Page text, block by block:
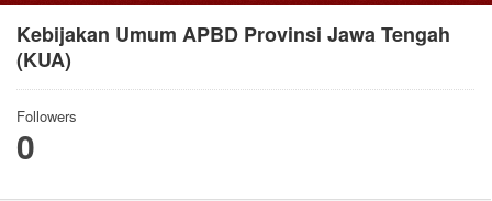
Kebijakan Umum APBD Provinsi Jawa Tengah
(KUA)
Followers
0